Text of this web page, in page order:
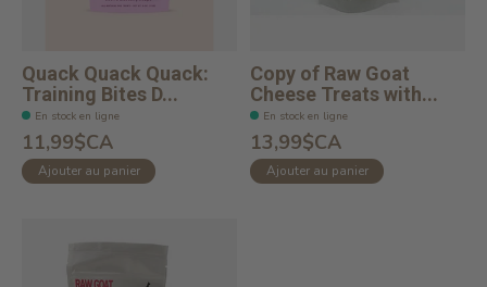
Quack Quack Quack:
Training Bites D...
En stock en ligne
11,99$CA
Ajouter au panier
Copy of Raw Goat
Cheese Treats with...
En stock en ligne
13,99$CA
Ajouter au panier